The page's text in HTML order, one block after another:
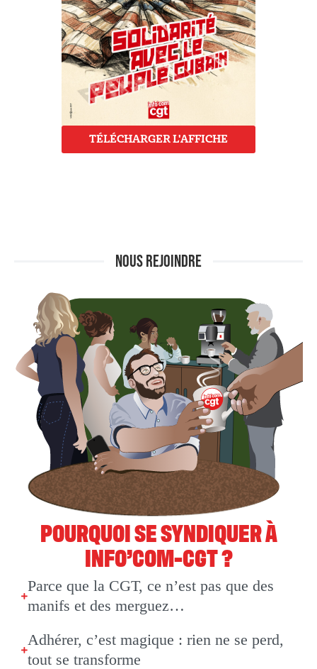
TÉLÉCHARGER L'AFFICHE
NOUS REJOINDRE
POURQUOI SE SYNDIQUER À
INFO’COM-CGT ?
Parce que la CGT, ce n’est pas que des
manifs et des merguez…
Adhérer, c’est magique : rien ne se perd,
tout se transforme